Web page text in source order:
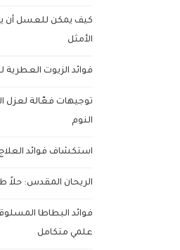
كيف يمكن للعسل أن
الأمثل
فوائد الزيوت
توجيهات فعّالة لعزل
النوم
استكشاف فوائد
الريحان المقدس: حلاً
فوائد البطاطا
علمي متكامل